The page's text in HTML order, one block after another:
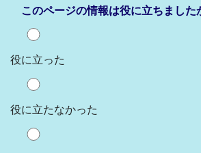
このページの情報は役に立ちました
役に立った
役に立たなかった